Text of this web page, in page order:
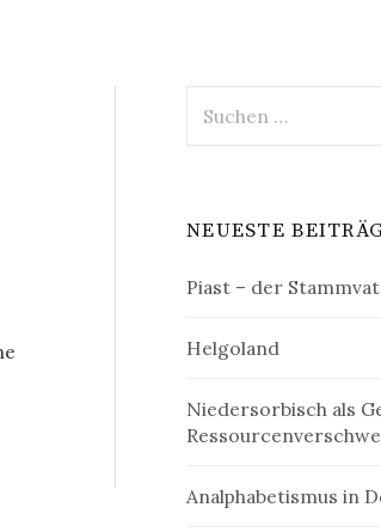
nach:
NEUESTE
Piast – der
Helgoland
Niedersorbisch als
Analphabetismus in